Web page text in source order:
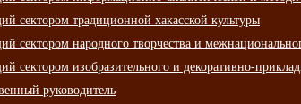
сектором традиционной хакасской культуры
сектором народного творчества и
сектором изобразительного и декоративно-
руководитель